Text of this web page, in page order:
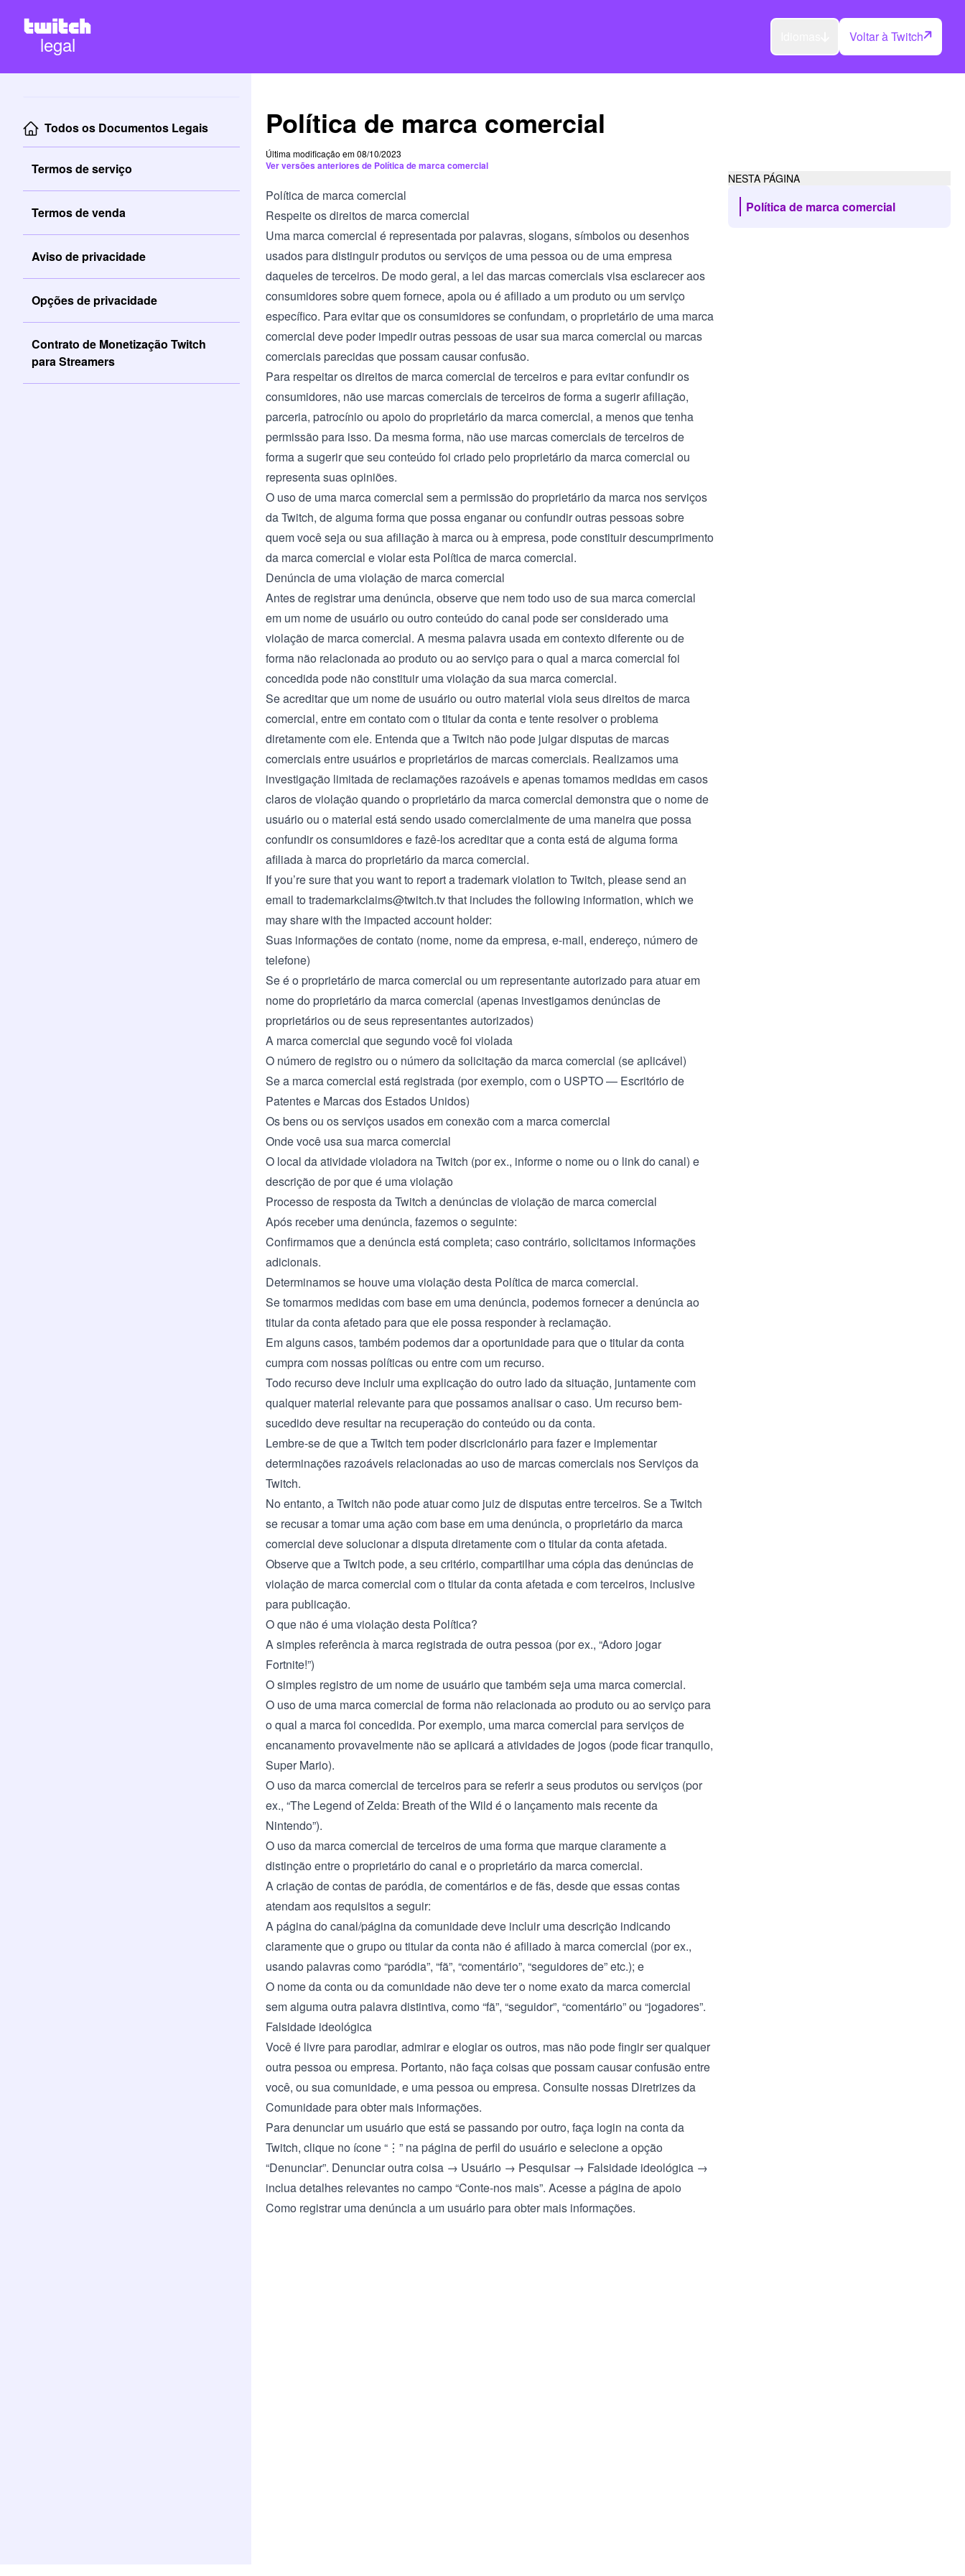
legal Voltar à Twitch
Todos os Documentos Legais
Termos de serviço
Termos de venda
Aviso de privacidade
Opções de privacidade
Contrato de Monetização Twitch
para Streamers
Política de marca comercial
NESTA PÁGINA
Política de marca comercial
Última modificação em 08/10/2023
Ver versões anteriores de Política de marca comercial
Política de marca comercial
Respeite os direitos de marca comercial
Uma marca comercial é representada por palavras, slogans, símbolos ou desenhos
usados para distinguir produtos ou serviços de uma pessoa ou de uma empresa
daqueles de terceiros. De modo geral, a lei das marcas comerciais visa esclarecer aos
consumidores sobre quem fornece, apoia ou é afiliado a um produto ou um serviço
específico. Para evitar que os consumidores se confundam, o proprietário de uma marca
comercial deve poder impedir outras pessoas de usar sua marca comercial ou marcas
comerciais parecidas que possam causar confusão.
Para respeitar os direitos de marca comercial de terceiros e para evitar confundir os
consumidores, não use marcas comerciais de terceiros de forma a sugerir afiliação,
parceria, patrocínio ou apoio do proprietário da marca comercial, a menos que tenha
permissão para isso. Da mesma forma, não use marcas comerciais de terceiros de
forma a sugerir que seu conteúdo foi criado pelo proprietário da marca comercial ou
representa suas opiniões.
O uso de uma marca comercial sem a permissão do proprietário da marca nos serviços
da Twitch, de alguma forma que possa enganar ou confundir outras pessoas sobre
quem você seja ou sua afiliação à marca ou à empresa, pode constituir descumprimento
da marca comercial e violar esta Política de marca comercial.
Denúncia de uma violação de marca comercial
Antes de registrar uma denúncia, observe que nem todo uso de sua marca comercial
em um nome de usuário ou outro conteúdo do canal pode ser considerado uma
violação de marca comercial. A mesma palavra usada em contexto diferente ou de
forma não relacionada ao produto ou ao serviço para o qual a marca comercial foi
concedida pode não constituir uma violação da sua marca comercial.
Se acreditar que um nome de usuário ou outro material viola seus direitos de marca
comercial, entre em contato com o titular da conta e tente resolver o problema
diretamente com ele. Entenda que a Twitch não pode julgar disputas de marcas
comerciais entre usuários e proprietários de marcas comerciais. Realizamos uma
investigação limitada de reclamações razoáveis e apenas tomamos medidas em casos
claros de violação quando o proprietário da marca comercial demonstra que o nome de
usuário ou o material está sendo usado comercialmente de uma maneira que possa
confundir os consumidores e fazê-los acreditar que a conta está de alguma forma
afiliada à marca do proprietário da marca comercial.
If you’re sure that you want to report a trademark violation to Twitch, please send an
email totrademarkclaims@twitch.tvthat includes the following information, which we
may share with the impacted account holder:
Suas informações de contato (nome, nome da empresa, e-mail, endereço, número de
telefone)
Se é o proprietário de marca comercial ou um representante autorizado para atuar em
nome do proprietário da marca comercial (apenas investigamos denúncias de
proprietários ou de seus representantes autorizados)
A marca comercial que segundo você foi violada
O número de registro ou o número da solicitação da marca comercial (se aplicável)
Se a marca comercial está registrada (por exemplo, com o USPTO — Escritório de
Patentes e Marcas dos Estados Unidos)
Os bens ou os serviços usados em conexão com a marca comercial
Onde você usa sua marca comercial
O local da atividade violadora na Twitch (por ex., informe o nome ou o link do canal) e
descrição de por que é uma violação
Processo de resposta da Twitch a denúncias de violação de marca comercial
Após receber uma denúncia, fazemos o seguinte:
Confirmamos que a denúncia está completa; caso contrário, solicitamos informações
adicionais.
Determinamos se houve uma violação desta Política de marca comercial.
Se tomarmos medidas com base em uma denúncia, podemos fornecer a denúncia ao
titular da conta afetado para que ele possa responder à reclamação.
Em alguns casos, também podemos dar a oportunidade para que o titular da conta
cumpra com nossas políticas ou entre com um recurso.
Todo recurso deve incluir uma explicação do outro lado da situação, juntamente com
qualquer material relevante para que possamos analisar o caso. Um recurso bem-
sucedido deve resultar na recuperação do conteúdo ou da conta.
Lembre-se de que a Twitch tem poder discricionário para fazer e implementar
determinações razoáveis relacionadas ao uso de marcas comerciais nos Serviços da
Twitch.
No entanto, a Twitch não pode atuar como juiz de disputas entre terceiros. Se a Twitch
se recusar a tomar uma ação com base em uma denúncia, o proprietário da marca
comercial deve solucionar a disputa diretamente com o titular da conta afetada.
Observe que a Twitch pode, a seu critério, compartilhar uma cópia das denúncias de
violação de marca comercial com o titular da conta afetada e com terceiros, inclusive
para publicação.
O que não é uma violação desta Política?
A simples referência à marca registrada de outra pessoa (por ex., “Adoro jogar
Fortnite!”)
O simples registro de um nome de usuário que também seja uma marca comercial.
O uso de uma marca comercial de forma não relacionada ao produto ou ao serviço para
o qual a marca foi concedida. Por exemplo, uma marca comercial para serviços de
encanamento provavelmente não se aplicará a atividades de jogos (pode ficar tranquilo,
Super Mario).
O uso da marca comercial de terceiros para se referir a seus produtos ou serviços (por
ex., “The Legend of Zelda: Breath of the Wild é o lançamento mais recente da
Nintendo”).
O uso da marca comercial de terceiros de uma forma que marque claramente a
distinção entre o proprietário do canal e o proprietário da marca comercial.
A criação de contas de paródia, de comentários e de fãs, desde que essas contas
atendam aos requisitos a seguir:
A página do canal/página da comunidade deve incluir uma descrição indicando
claramente que o grupo ou titular da conta não é afiliado à marca comercial (por ex.,
usando palavras como “paródia”, “fã”, “comentário”, “seguidores de” etc.); e
O nome da conta ou da comunidade não deve ter o nome exato da marca comercial
sem alguma outra palavra distintiva, como “fã”, “seguidor”, “comentário” ou “jogadores”.
Falsidade ideológica
Você é livre para parodiar, admirar e elogiar os outros, mas não pode fingir ser qualquer
outra pessoa ou empresa. Portanto, não faça coisas que possam causar confusão entre
você, ou sua comunidade, e uma pessoa ou empresa. Consulte nossas Diretrizes da
Comunidadepara obter mais informações.
Para denunciar um usuário que está se passando por outro, faça login na conta da
Twitch, clique no ícone “⋮” na página de perfil do usuário e selecione a opção
“Denunciar”. Denunciar outra coisa → Usuário → Pesquisar → Falsidade ideológica →
inclua detalhes relevantes no campo “Conte-nos mais”. Acesse a página de apoio
Como registrar uma denúncia a um usuáriopara obter mais informações.